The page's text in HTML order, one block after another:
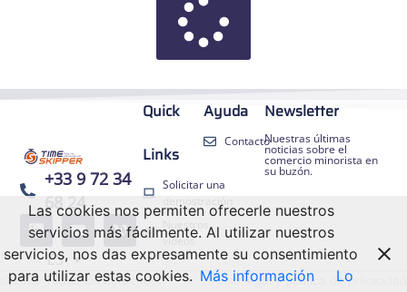
+33 9 72 34
68 24
ES
FR
EN
DE
Quick
Links
Solicitar una
demostración
Nuestros
vídeos
Ayuda
Contacto
Newsletter
Nuestras últimas
noticias sobre el
comercio minorista en
su buzón.
© 2026 Todos los derechos
Aviso legal y política de privacidad
Las cookies nos permiten ofrecerle nuestros
servicios más fácilmente. Al utilizar nuestros
servicios, nos das expresamente su consentimiento
para utilizar estas cookies. Más información
Lo